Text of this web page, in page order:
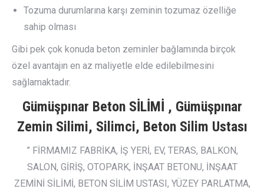
Tozuma durumlarına karşı zeminin tozumaz özelliğe
sahip olması
Gibi pek çok konuda beton zeminler bağlamında birçok
özel avantajın en az maliyetle elde edilebilmesini
sağlamaktadır.
Gümüşpınar Beton SİLİMİ , Gümüşpınar
Zemin Silimi, Silimci, Beton Silim Ustası
” FİRMAMIZ FABRİKA, İŞ YERİ, EV, TERAS, BALKON,
SALON, GİRİŞ, OTOPARK, İNŞAAT BETONU, İNŞAAT
ZEMİNİ SİLİMİ, BETON SİLİM USTASI, YÜZEY PARLATMA,